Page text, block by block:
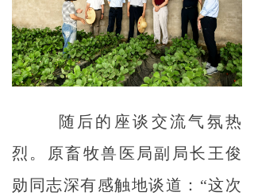
随后的座谈交流气氛热
烈。原畜牧兽医局副局长王俊
勋同志深有感触地谈道：“这次